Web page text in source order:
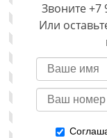
Звоните +7
Или